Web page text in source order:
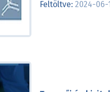
Feltöltve: 2024-06-